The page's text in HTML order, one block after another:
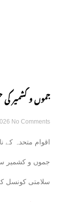
جموں و کشمیر کی
قراردادوں کی
نائب ترجمان یو
No Comments
اقوام متحدہ کے
جموں و کشمیر
سلامتی کونسل